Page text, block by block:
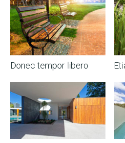
Donec tempor libero